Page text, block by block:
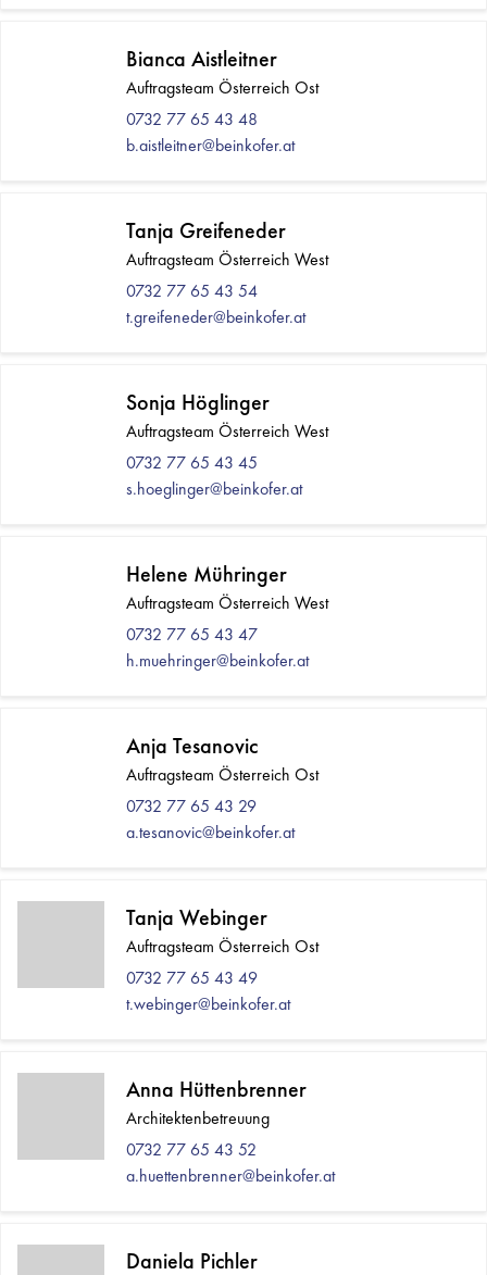
Bianca Aistleitner
Auftragsteam Österreich Ost
0732 77 65 43 48
b.aistleitner@beinkofer.at
Tanja Greifeneder
Auftragsteam Österreich West
0732 77 65 43 54
t.greifeneder@beinkofer.at
Sonja Höglinger
Auftragsteam Österreich West
0732 77 65 43 45
s.hoeglinger@beinkofer.at
Helene Mühringer
Auftragsteam Österreich West
0732 77 65 43 47
h.muehringer@beinkofer.at
Anja Tesanovic
Auftragsteam Österreich Ost
0732 77 65 43 29
a.tesanovic@beinkofer.at
Tanja Webinger
Auftragsteam Österreich Ost
0732 77 65 43 49
t.webinger@beinkofer.at
Anna Hüttenbrenner
Architektenbetreuung
0732 77 65 43 52
a.huettenbrenner@beinkofer.at
Daniela Pichler